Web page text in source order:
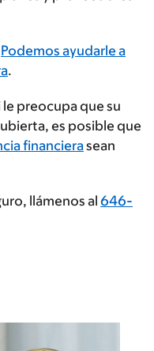
Podemos ayudarle a
.
preocupa que su
es posible que
financierasean
llámenos al 646-